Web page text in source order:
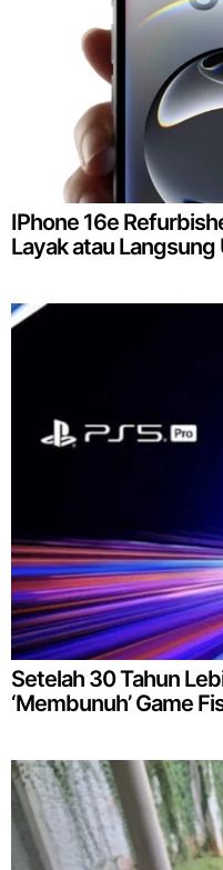
IPhone 16e
Layak atau
Setelah 30 Tahun
‘Membunuh’ Game